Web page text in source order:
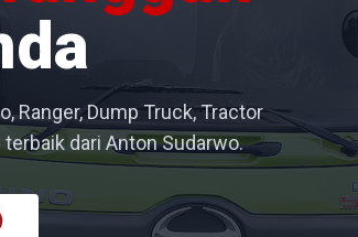
Ranger, Dump Truck, Tractor
dari Anton Sudarwo.